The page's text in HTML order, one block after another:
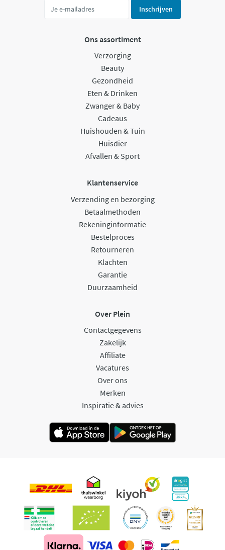
Inschrijven
Ons assortiment
Verzorging
Beauty
Gezondheid
Eten & Drinken
Zwanger & Baby
Cadeaus
Huishouden & Tuin
Huisdier
Afvallen & Sport
Klantenservice
Verzending en bezorging
Betaalmethoden
Rekeninginformatie
Bestelproces
Retourneren
Klachten
Garantie
Duurzaamheid
Over Plein
Contactgegevens
Zakelijk
Affiliate
Vacatures
Over ons
Merken
Inspiratie & advies